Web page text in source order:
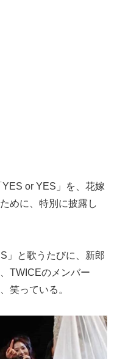
or YES」を、花嫁
めに、特別に披露し
」と歌うたびに、新郎
TWICEのメンバー
笑っている。